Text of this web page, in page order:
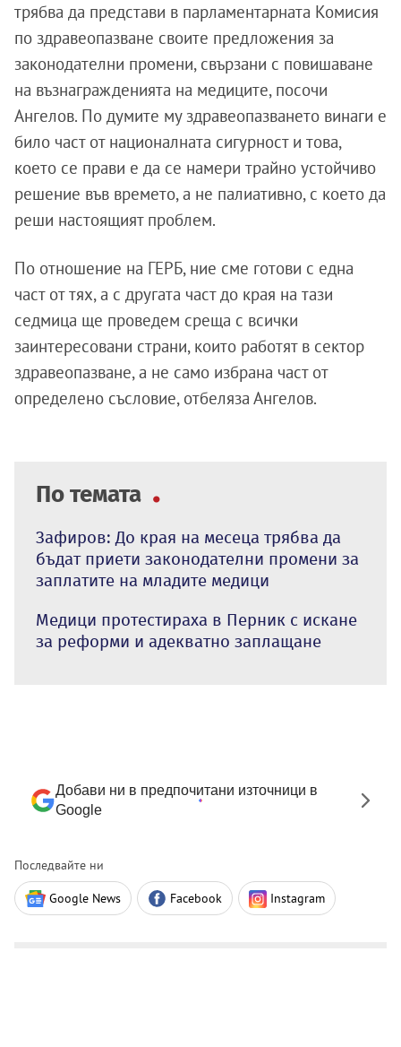
трябва да представи в парламентарната Комисия
по здравеопазване своите предложения за
законодателни промени, свързани с повишаване
на възнагражденията на медиците, посочи
Ангелов. По думите му здравеопазването винаги е
било част от националната сигурност и това,
което се прави е да се намери трайно устойчиво
решение във времето, а не палиативно, с което да
реши настоящият проблем.
По отношение на ГЕРБ, ние сме готови с една
част от тях, а с другата част до края на тази
седмица ще проведем среща с всички
заинтересовани страни, които работят в сектор
здравеопазване, а не само избрана част от
определено съсловие, отбеляза Ангелов.
По темата
Зафиров: До края на месеца трябва да
бъдат приети законодателни промени за
заплатите на младите медици
Медици протестираха в Перник с искане
за реформи и адекватно заплащане
Добави ни в предпочитани източници в
Google
Последвайте ни
Google News Facebook Instagram